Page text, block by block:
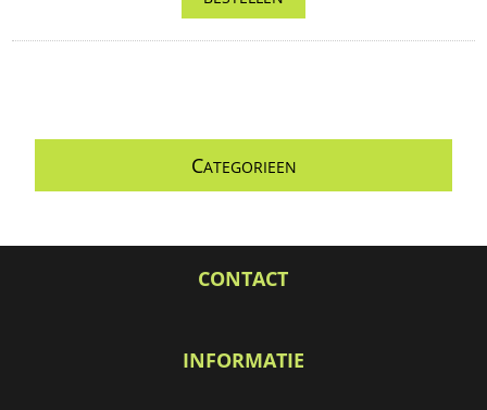
CATEGORIEEN
CONTACT
INFORMATIE